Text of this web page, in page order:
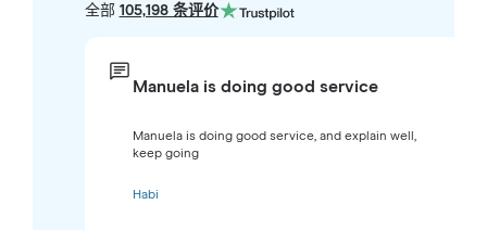
全部 105,198 条评价
Manuela is doing good service
Manuela is doing good service, and explain well,
keep going
Habi